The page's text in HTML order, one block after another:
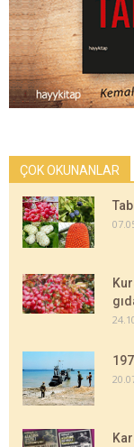
ÇOK OKUNANLAR